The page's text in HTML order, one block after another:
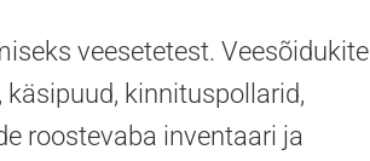
veesetetest. Veesõidukite
kinnituspollarid,
roostevaba inventaari ja